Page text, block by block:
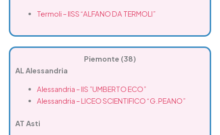
Termoli – IISS “ALFANO DA TERMOLI”
Piemonte (38)
AL Alessandria
Alessandria – IIS ”UMBERTO ECO”
Alessandria – LICEO SCIENTIFICO “G.PEANO”
AT Asti